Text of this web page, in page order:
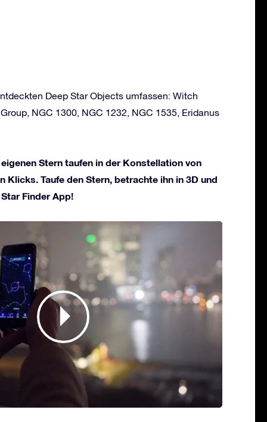
Deep Star Objects umfassen: Witch
NGC 1300, NGC 1232, NGC 1535, Eridanus
Stern taufen in der Konstellation von
Klicks. Taufe den Stern, betrachte ihn in 3D und
Finder App!